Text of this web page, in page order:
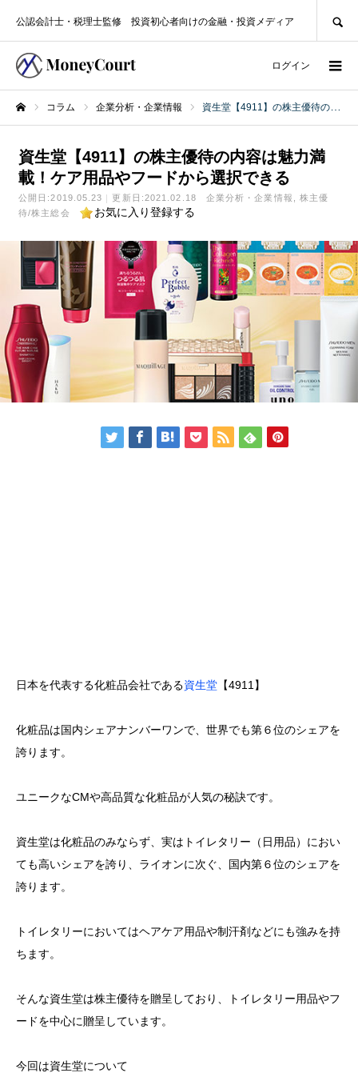
公認会計士・税理士監修 投資初心者向けの金融・投資メディア
ログイン
コラム 企業分析・企業情報 資生堂【4911】の株主優待の内容は魅力満載！ケア用品やフードから選択できる
資生堂【4911】の株主優待の内容は魅力満
載！ケア用品やフードから選択できる
公開日:2019.05.23 更新日:2021.02.18 企業分析・企業情報
株主優
待/株主総会
お気に入り登録する
日本を代表する化粧品会社である資生堂 【4911】
化粧品は国内シェアナンバーワンで、世界でも第６位のシェアを
誇ります。
ユニークなCMや高品質な化粧品が人気の秘訣です。
資生堂は化粧品のみならず、実はトイレタリー（日用品）におい
ても高いシェアを誇り、ライオンに次ぐ、国内第６位のシェアを
誇ります。
トイレタリーにおいてはヘアケア用品や制汗剤などにも強みを持
ちます。
そんな資生堂は株主優待を贈呈しており、トイレタリー用品やフ
ードを中心に贈呈しています。
今回は資生堂について